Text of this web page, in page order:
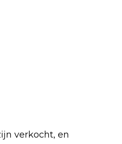
verkocht, en